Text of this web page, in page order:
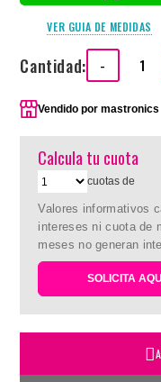
VER GUIA DE MEDIDAS
Cantidad: -
Vendido pormastronics
Calcula tu cuota
cuotas de
Valores informativos
intereses ni cuota de
meses no generan
SOLICITA